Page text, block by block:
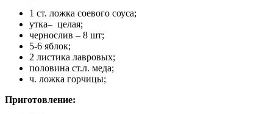
1 ст. ложка соевого соуса;
утка– целая;
чернослив – 8 шт;
5-6 яблок;
2 листика лавровых;
половина ст.л. меда;
ч. ложка горчицы;
Приготовление: